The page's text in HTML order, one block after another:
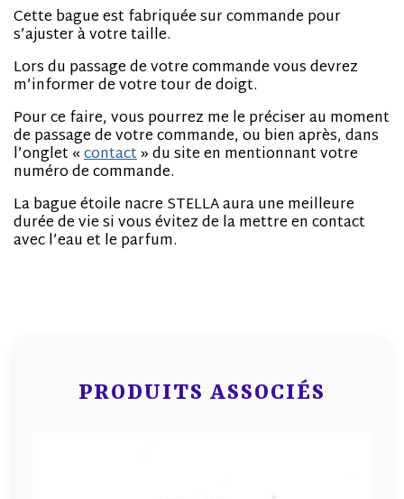
Cette bague est fabriquée sur commande pour
s’ajuster à votre taille.
Lors du passage de votre commande vous devrez
m’informer de votre tour de doigt.
Pour ce faire, vous pourrez me le préciser au moment
de passage de votre commande, ou bien après, dans
l’onglet «contact» du site en mentionnant votre
numéro de commande.
La bague étoile nacre STELLA aura une meilleure
durée de vie si vous évitez de la mettre en contact
avec l’eau et le parfum.
PRODUITS ASSOCIÉS